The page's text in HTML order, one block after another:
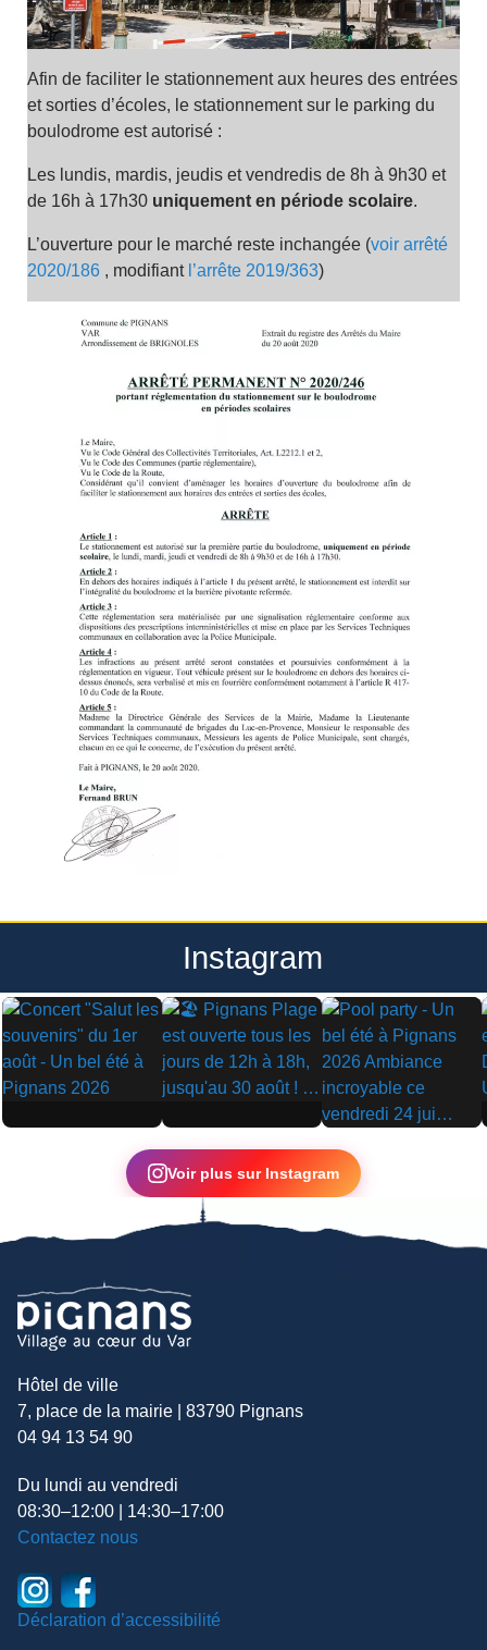
Afin de faciliter le stationnement aux heures des entrées
et sorties d’écoles, le stationnement sur le parking du
boulodrome est autorisé :
Les lundis, mardis, jeudis et vendredis de 8h à 9h30 et
de 16h à 17h30 uniquement en période scolaire.
L’ouverture pour le marché reste inchangée (voir arrêté
2020/186 , modifiant l’arrête 2019/363)
Instagram
▶ ▶
▶
Voir plus sur Instagram
Hôtel de ville
7, place de la mairie | 83790 Pignans
04 94 13 54 90
Du lundi au vendredi
08:30–12:00 | 14:30–17:00
Contactez nous
Déclaration d’accessibilité